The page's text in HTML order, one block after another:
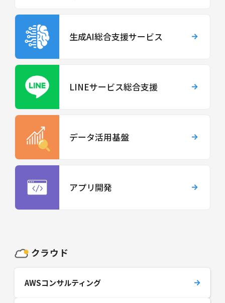
生成AI総合支援サービス
LINEサービス総合支援
データ活用基盤
アプリ開発
クラウド
AWSコンサルティング